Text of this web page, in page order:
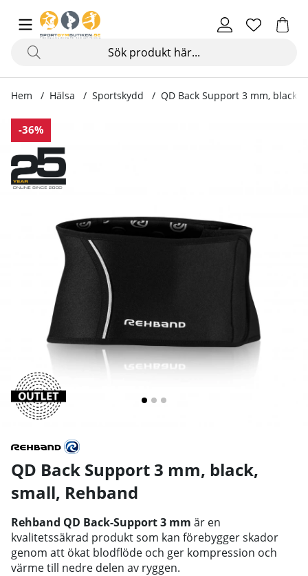
Hem Hälsa Sportskydd QD Back Support 3 mm, black
-36%
Produktbilder QD Back Support 3 mm, black
QD Back Support 3 mm, black,
small, Rehband
Rehband QD Back-Support 3 mm är en
kvalitetssäkrad produkt som kan förebygger skador
genom att ökat blodflöde och ger kompression och
värme till nedre delen av ryggen.